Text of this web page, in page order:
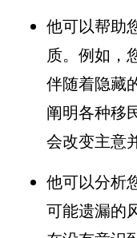
他可以帮助
质。例如，
伴随着隐藏
阐明各种移
会改变主意
他可以分析
可能遗漏的